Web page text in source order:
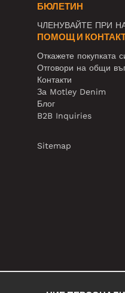
БЮЛЕТИН
ЧЛЕНУВАЙТЕ ПРИ
ПОМОЩ И
Откажете покупката
Отговори на общи
Контакти
За Motley Denim
Блог
B2B Inquiries
Sitemap